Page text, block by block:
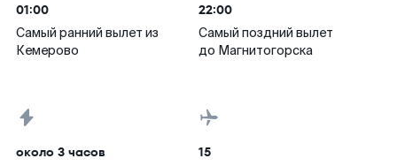
01:00
Самый ранний вылет из
Кемерово
22:00
Самый поздний вылет
до Магнитогорска
около 3 часов 15